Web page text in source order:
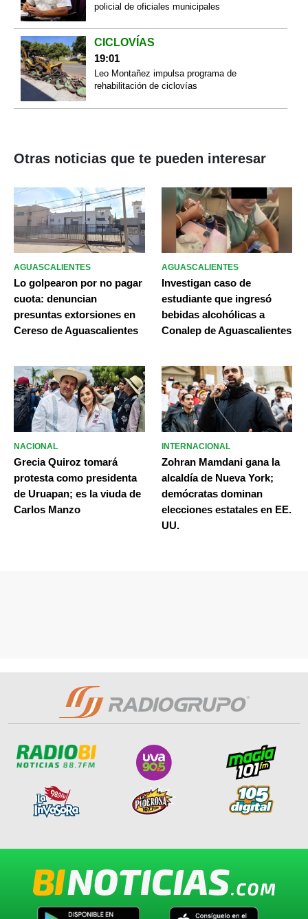
policial de oficiales municipales
CICLOVÍAS
19:01
Leo Montañez impulsa programa de
rehabilitación de ciclovías
Otras noticias que te pueden interesar
AGUASCALIENTES
Lo golpearon por no pagar
cuota: denuncian
presuntas extorsiones en
Cereso de Aguascalientes
AGUASCALIENTES
Investigan caso de
estudiante que ingresó
bebidas alcohólicas a
Conalep de Aguascalientes
NACIONAL
Grecia Quiroz tomará
protesta como presidenta
de Uruapan; es la viuda de
Carlos Manzo
INTERNACIONAL
Zohran Mamdani gana la
alcaldía de Nueva York;
demócratas dominan
elecciones estatales en EE.
UU.